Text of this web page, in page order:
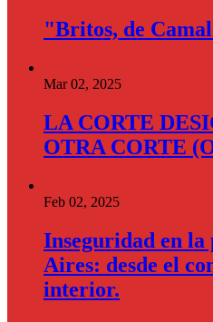
"Britos, de
Mar 02, 2025
LA CORTE
OTRA CORTE
Feb 02, 2025
Inseguridad en la
Aires: desde el
interior.